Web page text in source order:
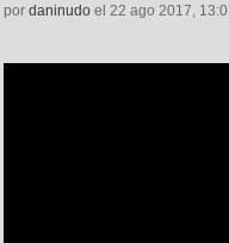
por daninudo el 22 ago 2017,